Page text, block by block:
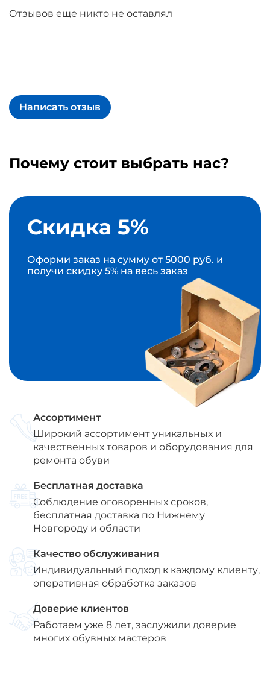
Отзывов еще никто не оставлял
Написать отзыв
Почему стоит выбрать нас?
Скидка 5%
Оформи заказ на сумму от 5000 руб. и
получи скидку 5% на весь заказ
Ассортимент
Широкий ассортимент уникальных и
качественных товаров и оборудования для
ремонта обуви
Бесплатная доставка
Соблюдение оговоренных сроков,
бесплатная доставка по Нижнему
Новгороду и области
Качество обслуживания
Индивидуальный подход к каждому клиенту,
оперативная обработка заказов
Доверие клиентов
Работаем уже 8 лет, заслужили доверие
многих обувных мастеров